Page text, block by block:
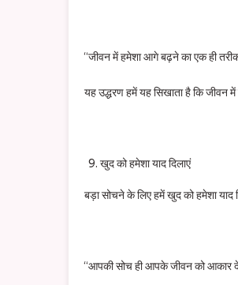
“जीवन में हमेशा आगे बढ़ने का एक ही
यह उद्धरण हमें यह सिखाता है कि जीवन में
खुद को हमेशा याद दिलाएं
बड़ा सोचने के लिए हमें खुद को हमेशा
“आपकी सोच ही आपके जीवन को आकार